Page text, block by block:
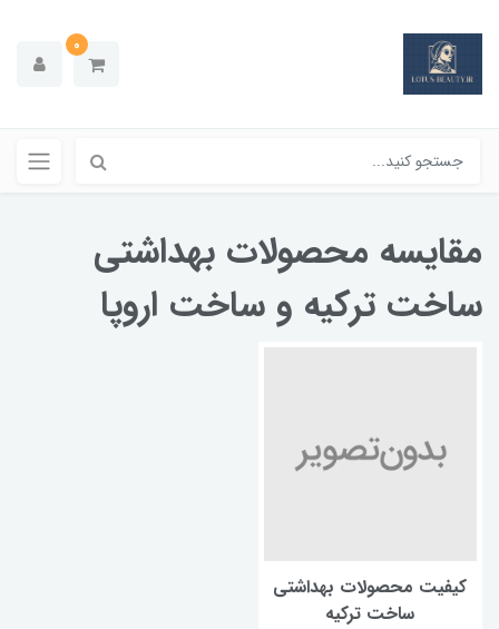
0
مقایسه محصولات بهداشتی
ساخت ترکیه و ساخت اروپا
کیفیت محصولات بهداشتی
ساخت ترکیه